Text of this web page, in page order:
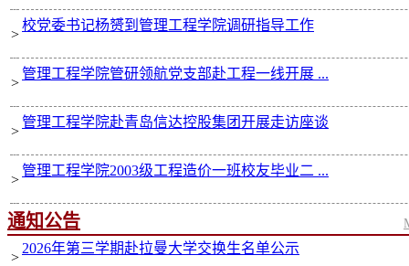
>
校党委书记杨赟到管理工程学院调研指导工作
>
管理工程学院管研领航党支部赴工程一线开展 ...
>
管理工程学院赴青岛信达控股集团开展走访座谈
>
管理工程学院2003级工程造价一班校友毕业二 ...
通知公告
>
2026年第三学期赴拉曼大学交换生名单公示